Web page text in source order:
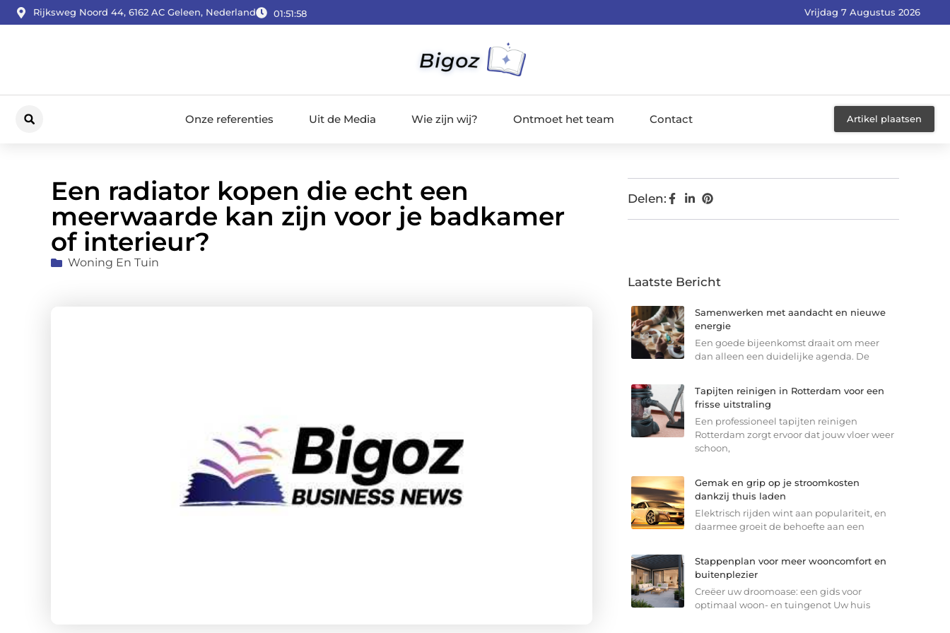
Rijksweg Noord 44, 6162 AC Geleen, Nederland 01:51:59 Vrijdag 7 Augustus 2026
Onze referenties Uit de Media Wie zijn wij? Ontmoet het team Contact Artikel plaatsen
Een radiator kopen die echt een
meerwaarde kan zijn voor je badkamer
of interieur?
Woning En Tuin
Delen:
Laatste Bericht
Samenwerken met aandacht en nieuwe
energie
Een goede bijeenkomst draait om meer
dan alleen een duidelijke agenda. De
Tapijten reinigen in Rotterdam voor een
frisse uitstraling
Een professioneel tapijten reinigen
Rotterdam zorgt ervoor dat jouw vloer weer
schoon,
Gemak en grip op je stroomkosten
dankzij thuis laden
Elektrisch rijden wint aan populariteit, en
daarmee groeit de behoefte aan een
Stappenplan voor meer wooncomfort en
buitenplezier
Creëer uw droomoase: een gids voor
optimaal woon- en tuingenot Uw huis